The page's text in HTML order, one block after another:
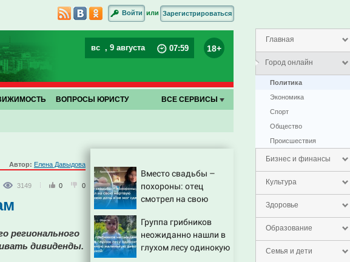
Главная
Город онлайн
Политика
Экономика
Спорт
Общество
Проиcшествия
Бизнес и финансы
Культура
Здоровье
Образование
Семья и дети
Войти или Зарегистрироваться
вс , 9 августа 07:59 18+
ВОПРОСЫ ЮРИСТУ ВСЕ СЕРВИСЫ
Автор: Елена Давыдова
3149 0 0
регионального
дивиденды.
Вместо свадьбы –
похороны: отец
смотрел на свою
дочь и не мог
сдержать слезы
Группа грибников
неожиданно нашли в
глухом лесу одинокую